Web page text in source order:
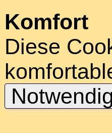
Komfort
Diese